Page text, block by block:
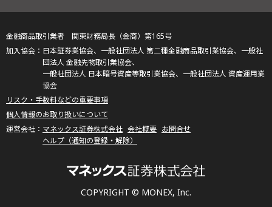
COPYRIGHT © MONEX, Inc.
金融商品取引業者 関東財務局長（金商）第165号
日本証券業協会、一般社団法人 第二種金融商品取引業協会、一般社
団法人 金融先物取引業協会、
一般社団法人 日本暗号資産等取引業協会、一般社団法人 資産運用業
協会
リスク・手数料などの重要事項
個人情報のお取り扱いについて
マネックス証券株式会社 会社概要 お問合せ
ヘルプ（通知の登録・解除）